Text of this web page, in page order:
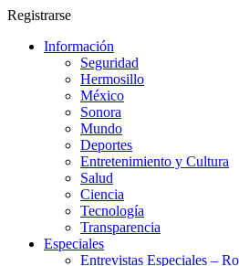
Registrarse
Información
Seguridad
Hermosillo
México
Sonora
Mundo
Deportes
Entretenimiento y Cultura
Salud
Ciencia
Tecnología
Transparencia
Especiales
Entrevistas Especiales –